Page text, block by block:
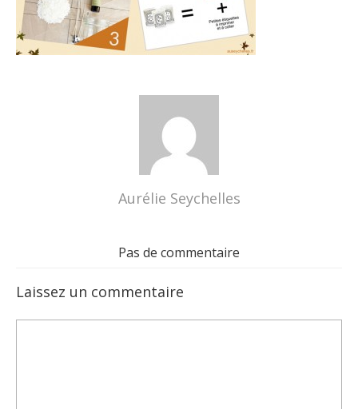
Aurélie Seychelles
Pas de commentaire
Laissez un commentaire